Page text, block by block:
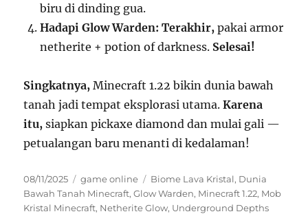
biru di dinding gua.
Hadapi Glow Warden: Terakhir, pakai armor
netherite + potion of darkness. Selesai!
Singkatnya, Minecraft 1.22 bikin dunia bawah
tanah jadi tempat eksplorasi utama.Karena
itu, siapkan pickaxe diamond dan mulai gali —
petualangan baru menanti di kedalaman!
Posted
on
08/11/2025 Categories
game online Tags
Biome Lava Kristal, Dunia
Bawah Tanah Minecraft,Glow Warden, Minecraft 1.22, Mob
Kristal Minecraft, Netherite Glow, Underground Depths